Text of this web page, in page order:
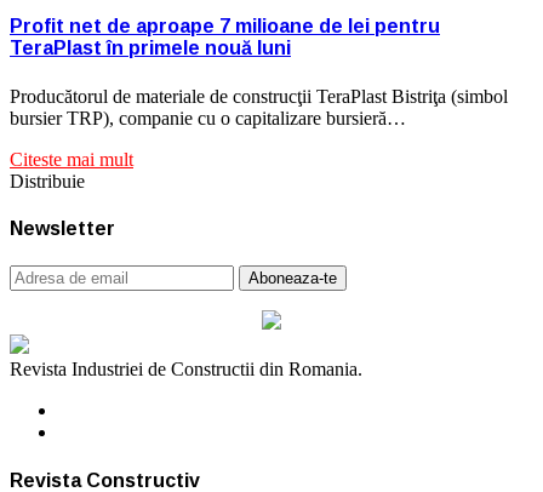
Profit net de aproape 7 milioane de lei pentru
TeraPlast în primele nouă luni
Producătorul de materiale de construcţii TeraPlast Bistriţa (simbol
bursier TRP), companie cu o capitalizare bursieră…
Citeste mai mult
Distribuie
Newsletter
Revista Industriei de Constructii din Romania.
Revista Constructiv